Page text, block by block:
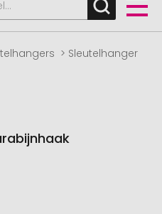
Sleutelhanger